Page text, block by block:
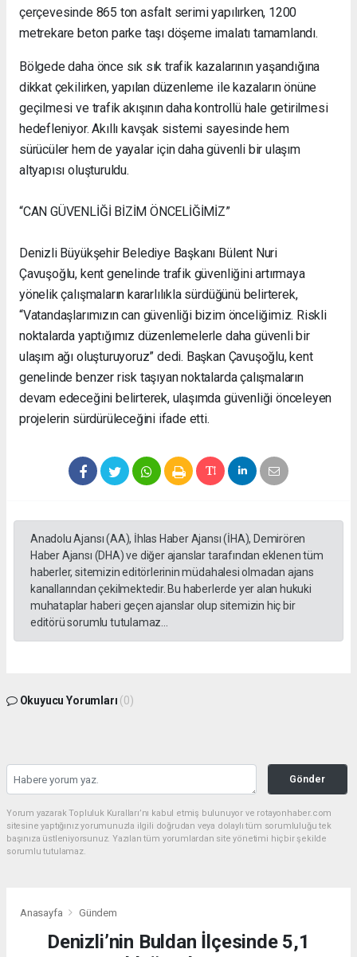
çerçevesinde 865 ton asfalt serimi yapılırken, 1200
metrekare beton parke taşı döşeme imalatı tamamlandı.
Bölgede daha önce sık sık trafik kazalarının yaşandığına
dikkat çekilirken, yapılan düzenleme ile kazaların önüne
geçilmesi ve trafik akışının daha kontrollü hale getirilmesi
hedefleniyor. Akıllı kavşak sistemi sayesinde hem
sürücüler hem de yayalar için daha güvenli bir ulaşım
altyapısı oluşturuldu.
“CAN GÜVENLİĞİ BİZİM ÖNCELİĞİMİZ”
Denizli Büyükşehir Belediye Başkanı Bülent Nuri
Çavuşoğlu, kent genelinde trafik güvenliğini artırmaya
yönelik çalışmaların kararlılıkla sürdüğünü belirterek,
“Vatandaşlarımızın can güvenliği bizim önceliğimiz. Riskli
noktalarda yaptığımız düzenlemelerle daha güvenli bir
ulaşım ağı oluşturuyoruz” dedi. Başkan Çavuşoğlu, kent
genelinde benzer risk taşıyan noktalarda çalışmaların
devam edeceğini belirterek, ulaşımda güvenliği önceleyen
projelerin sürdürüleceğini ifade etti.
Anadolu Ajansı (AA), İhlas Haber Ajansı (İHA), Demirören
Haber Ajansı (DHA) ve diğer ajanslar tarafından eklenen tüm
haberler, sitemizin editörlerinin müdahalesi olmadan ajans
kanallarından çekilmektedir. Bu haberlerde yer alan hukuki
muhataplar haberi geçen ajanslar olup sitemizin hiç bir
editörü sorumlu tutulamaz...
Okuyucu Yorumları (0)
Gönder
Yorum yazarak Topluluk Kuralları’nı kabul etmiş bulunuyor ve rotayonhaber.com
sitesine yaptığınız yorumunuzla ilgili doğrudan veya dolaylı tüm sorumluluğu tek
başınıza üstleniyorsunuz. Yazılan tüm yorumlardan site yönetimi hiçbir şekilde
sorumlu tutulamaz.
Anasayfa Gündem
Denizli’nin Buldan İlçesinde 5,1